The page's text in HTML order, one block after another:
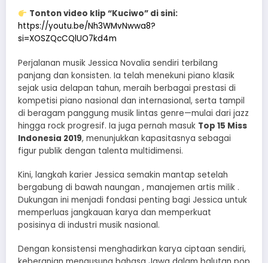
Tonton video klip “Kuciwo” di sini:
https://youtu.be/Nh3WMvNwwa8?
si=XOSZQcCQlUO7kd4m
Perjalanan musik Jessica Novalia sendiri terbilang
panjang dan konsisten. Ia telah menekuni piano klasik
sejak usia delapan tahun, meraih berbagai prestasi di
kompetisi piano nasional dan internasional, serta tampil
di beragam panggung musik lintas genre—mulai dari jazz
hingga rock progresif. Ia juga pernah masuk Top 15 Miss
Indonesia 2019, menunjukkan kapasitasnya sebagai
figur publik dengan talenta multidimensi.
Kini, langkah karier Jessica semakin mantap setelah
bergabung di bawah naungan , manajemen artis milik .
Dukungan ini menjadi fondasi penting bagi Jessica untuk
memperluas jangkauan karya dan memperkuat
posisinya di industri musik nasional.
Dengan konsistensi menghadirkan karya ciptaan sendiri,